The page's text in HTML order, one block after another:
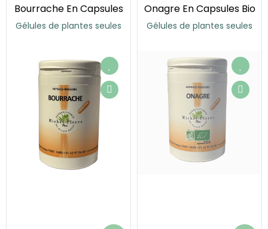
Bourrache En Capsules
Gélules de plantes seules
Onagre En Capsules Bio
Gélules de plantes seules